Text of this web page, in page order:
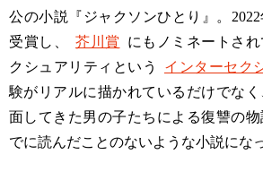
公の小説『ジャクソンひとり』。
受賞し、
芥川賞
にもノミネートさ
クシュアリティという
インターセク
験がリアルに描かれているだけでな
面してきた男の子たちによる復讐の
でに読んだことのないような小説にな